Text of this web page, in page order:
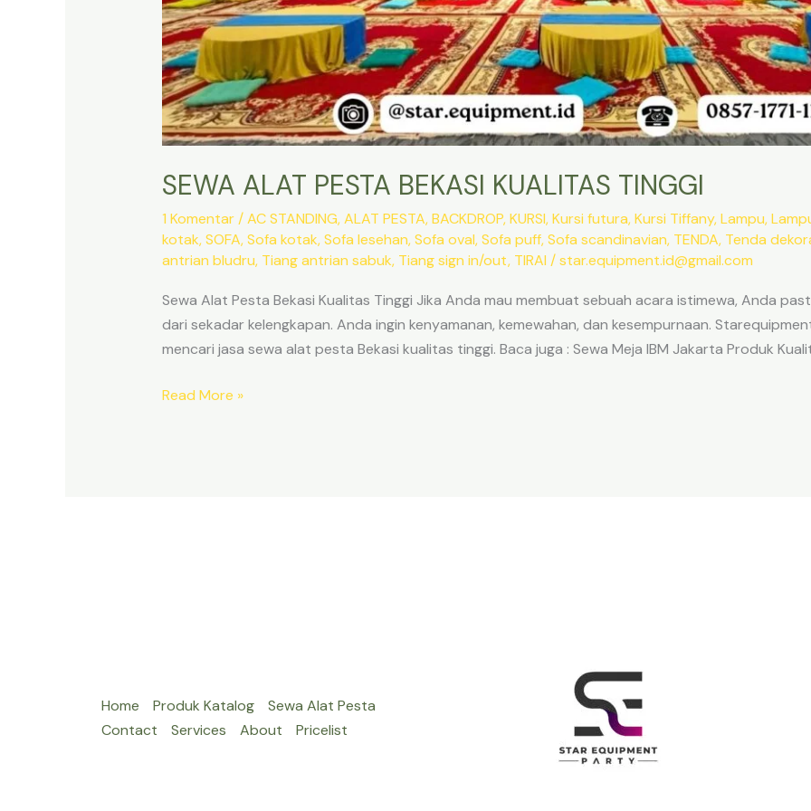
SEWA ALAT PESTA BEKASI KUALITAS TINGGI
1 Komentar /AC STANDING,ALAT PESTA,BACKDROP,KURSI,Kursi futura,Kursi Tiffany,Lampu,
kotak,SOFA,Sofa kotak,Sofa lesehan,Sofa oval,Sofa puff,Sofa scandinavian, TENDA, Tenda
antrian bludru, Tiang antrian sabuk, Tiang sign in/out, TIRAI /star.equipment.id@gmail.com
Sewa Alat Pesta Bekasi Kualitas Tinggi Jika Anda mau membuat sebuah acara istimewa, Anda
dari sekadar kelengkapan. Anda ingin kenyamanan, kemewahan, dan kesempurnaan.
mencari jasa sewa alat pesta Bekasi kualitas tinggi. Baca juga : Sewa Meja IBM Jakarta Produk
SEWA
Read More »
Home Produk Katalog
Sewa Alat Pesta
Contact
Services About Pricelist